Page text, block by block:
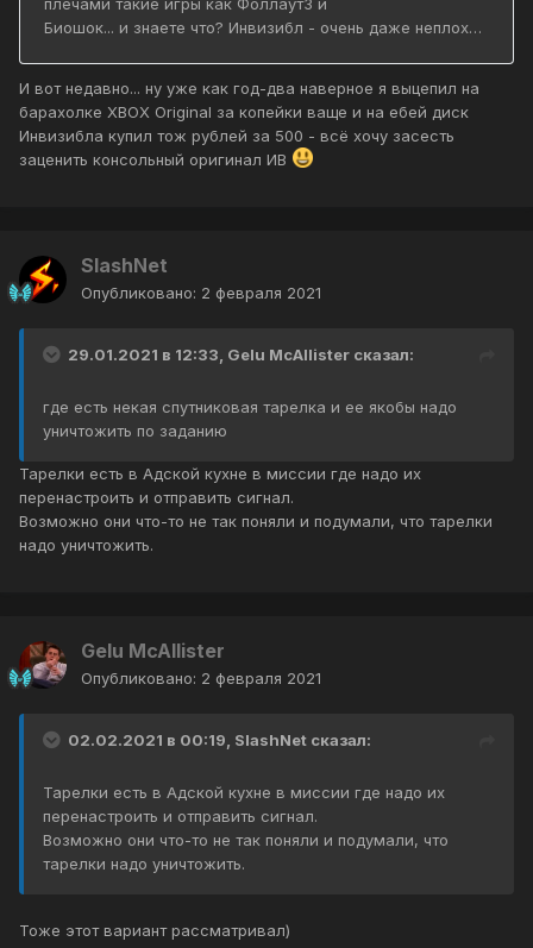
И вот недавно... ну уже как год-два наверное я выцепил на
барахолке XBOX Original за копейки ваще и на ебей диск
Инвизибла купил тож рублей за 500 - всё хочу засесть
заценить консольный оригинал ИВ
SlashNet
Опубликовано: 2 февраля 2021
29.01.2021 в 12:33, Gelu McAllister сказал:
где есть некая спутниковая тарелка и ее якобы надо
уничтожить по заданию
Тарелки есть в Адской кухне в миссии где надо их
перенастроить и отправить сигнал.
Возможно они что-то не так поняли и подумали, что тарелки
надо уничтожить.
Gelu McAllister
Опубликовано: 2 февраля 2021
02.02.2021 в 00:19, SlashNet сказал:
Тарелки есть в Адской кухне в миссии где надо их
перенастроить и отправить сигнал.
Возможно они что-то не так поняли и подумали, что
тарелки надо уничтожить.
Тоже этот вариант рассматривал)